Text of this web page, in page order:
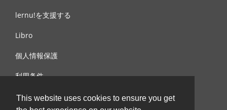
This website uses cookies to ensure you get
lernu!を支援する
Libro
個人情報保護
利用条件
お問合せ